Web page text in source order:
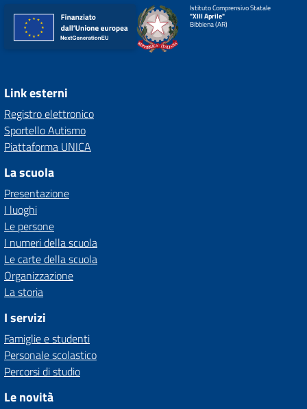
Istituto Comprensivo Statale
"XIII Aprile"
Bibbiena (AR)
Link esterni
Registro elettronico
Sportello Autismo
Piattaforma UNICA
La scuola
Presentazione
I luoghi
Le persone
I numeri della scuola
Le carte della scuola
Organizzazione
La storia
I servizi
Famiglie e studenti
Personale scolastico
Percorsi di studio
Le novità